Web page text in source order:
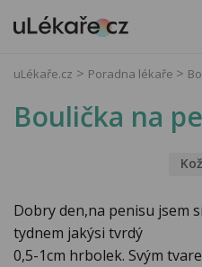
uLékaře.cz Poradna lékaře
Boulička na
Dobry den,na penisu jsem
tydnem jakýsi tvrdý
0,5-1cm hrbolek. Svým